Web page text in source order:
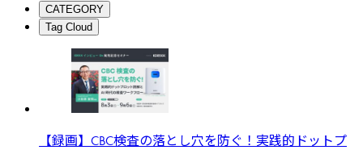
CATEGORY
Tag Cloud
【録画】CBC検査の落とし穴を防ぐ！実践的ドットプ